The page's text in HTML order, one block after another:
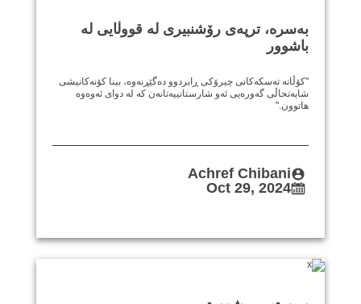
بەسرە، ترپەی رۆشنبیری لە قووڵایی لە
باشوور
"کۆڵانە تەسکەکانی چیرۆکی ڕابردوو دەگێڕنەوە، بینا کۆنەکانیشی
شایەتحاڵی گەورەیی ئەو شارستانییەتانەن کە لە دوای ئەوەوە
هاتوون."
Achref Chibani
Oct 29, 2024